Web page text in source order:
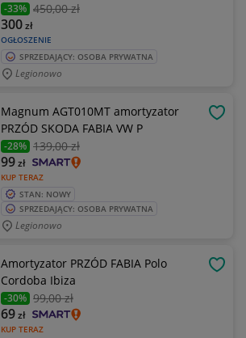
-33% 450,00 zł
OGŁOSZENIE
300zł
SPRZEDAJĄCY: OSOBA PRYWATNA
Legionowo
Magnum AGT010MT amortyzator
PRZÓD SKODA FABIA VW P
-28% 139,00 zł
KUP TERAZ
99zł
STAN: NOWY
SPRZEDAJĄCY: OSOBA PRYWATNA
Legionowo
Amortyzator PRZÓD FABIA Polo
Cordoba Ibiza
-30% 99,00 zł
KUP TERAZ
69zł